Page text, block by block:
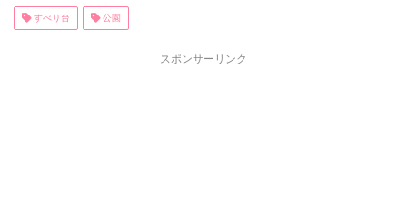
すべり台 公園
スポンサーリンク